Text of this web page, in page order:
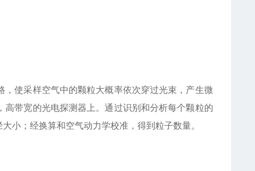
使采样空气中的颗粒大概率依次穿过光束，产生微
带宽的光电探测器上。通过识别和分析每个颗粒的
小；经换算和空气动力学校准，得到粒子数量。